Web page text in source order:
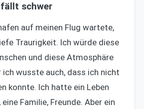
fällt schwer
auf meinen Flug wartete,
Traurigkeit. Ich würde diese
und diese Atmosphäre
ich wusste auch, dass ich nicht
konnte. Ich hatte ein Leben
Familie, Freunde. Aber ein